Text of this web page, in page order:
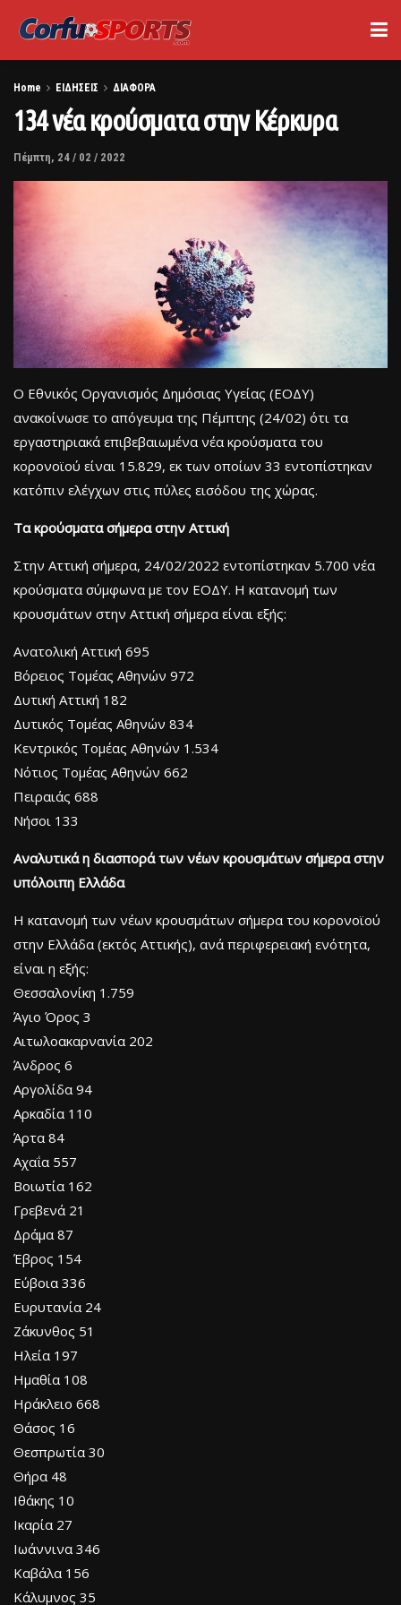
Home ΕΙΔΗΣΕΙΣ ΔΙΑΦΟΡΑ
134 νέα κρούσματα στην Κέρκυρα
Πέμπτη, 24 / 02 / 2022
Ο Εθνικός Οργανισμός Δημόσιας Υγείας (ΕΟΔΥ)
ανακοίνωσε το απόγευμα της Πέμπτης (24/02) ότι τα
εργαστηριακά επιβεβαιωμένα νέα κρούσματα του
κορονοϊού είναι 15.829, εκ των οποίων 33 εντοπίστηκαν
κατόπιν ελέγχων στις πύλες εισόδου της χώρας.
Τα κρούσματα σήμερα στην Αττική
Στην Αττική σήμερα, 24/02/2022 εντοπίστηκαν 5.700 νέα
κρούσματα σύμφωνα με τον ΕΟΔΥ. Η κατανομή των
κρουσμάτων στην Αττική σήμερα είναι εξής:
Ανατολική Αττική 695
Βόρειος Τομέας Αθηνών 972
Δυτική Αττική 182
Δυτικός Τομέας Αθηνών 834
Κεντρικός Τομέας Αθηνών 1.534
Νότιος Τομέας Αθηνών 662
Πειραιάς 688
Νήσοι 133
Αναλυτικά η διασπορά των νέων κρουσμάτων σήμερα στην
υπόλοιπη Ελλάδα
Η κατανομή των νέων κρουσμάτων σήμερα του κορονοϊού
στην Ελλάδα (εκτός Αττικής), ανά περιφερειακή ενότητα,
είναι η εξής:
Θεσσαλονίκη 1.759
Άγιο Όρος 3
Αιτωλοακαρνανία 202
Άνδρος 6
Αργολίδα 94
Αρκαδία 110
Άρτα 84
Αχαΐα 557
Βοιωτία 162
Γρεβενά 21
Δράμα 87
Έβρος 154
Εύβοια 336
Ευρυτανία 24
Ζάκυνθος 51
Ηλεία 197
Ημαθία 108
Ηράκλειο 668
Θάσος 16
Θεσπρωτία 30
Θήρα 48
Ιθάκης 10
Ικαρία 27
Ιωάννινα 346
Καβάλα 156
Κάλυμνος 35